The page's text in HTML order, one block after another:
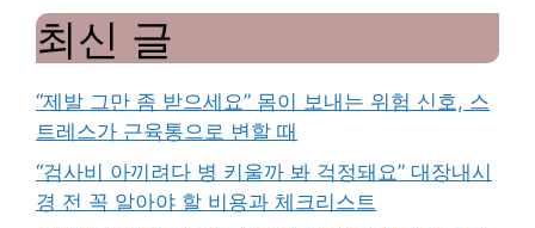
최신 글
“제발 그만 좀 받으세요” 몸이 보내는 위험 신호, 스
트레스가 근육통으로 변할 때
“검사비 아끼려다 병 키울까 봐 걱정돼요” 대장내시
경 전 꼭 알아야 할 비용과 체크리스트